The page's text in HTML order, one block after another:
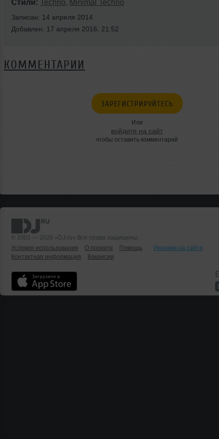
Стили: Techno, Minimal Techno
Записан: 14 апреля 2014
Добавлен: 17 апреля 2016, 21:52
КОММЕНТАРИИ
ЗАРЕГИСТРИРУЙТЕСЬ
Или
войдите на сайт
чтобы оставить комментарий
© 2001 — 2026 «DJ.ru» Все права защищены.
Условия использования
О проекте Помощь
Реклама на сайте
Контактная информация
Вакансии